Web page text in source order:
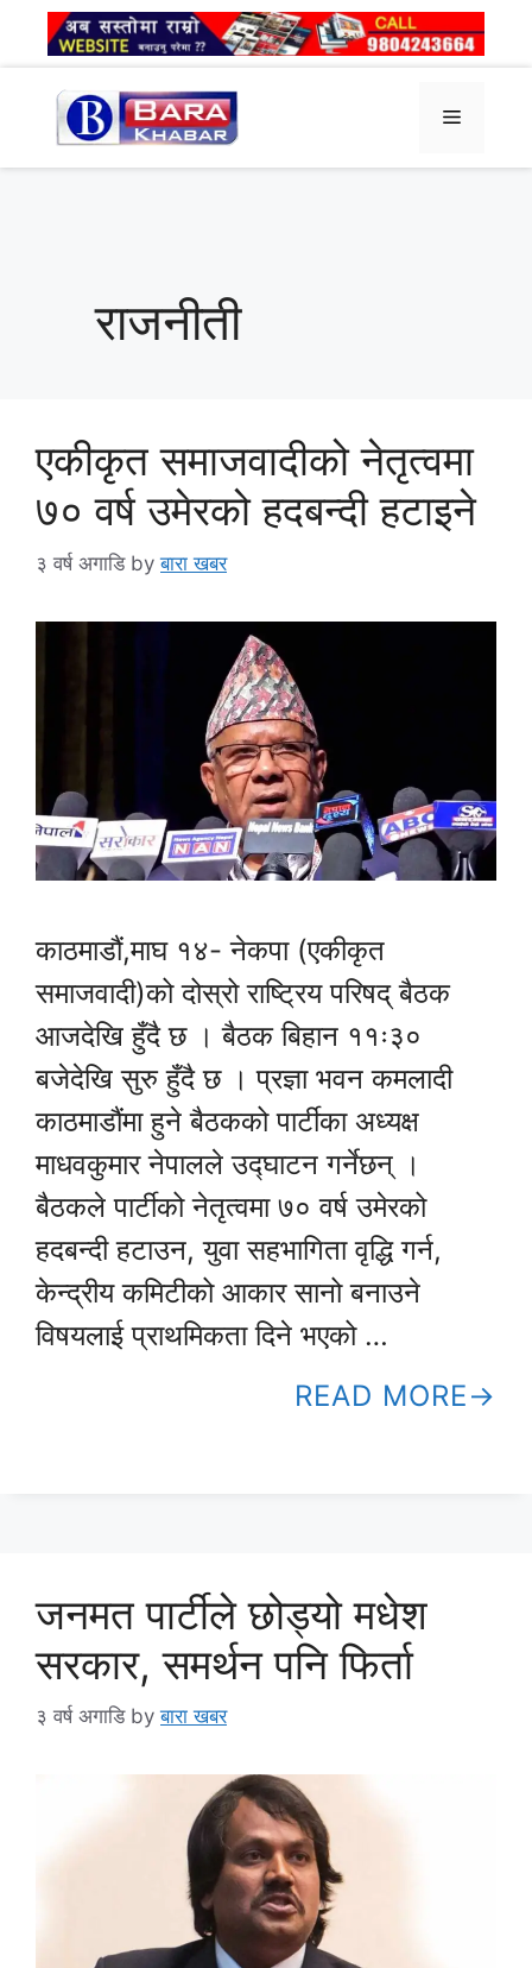
Menu
राजनीती
एकीकृत समाजवादीको नेतृत्वमा
७० वर्ष उमेरको हदबन्दी हटाइने
३ वर्ष अगाडि byबारा खबर
काठमाडौं,माघ १४- नेकपा (एकीकृत
समाजवादी)को दोस्रो राष्ट्रिय परिषद् बैठक
आजदेखि हुँदै छ । बैठक बिहान ११ः३०
बजेदेखि सुरु हुँदै छ । प्रज्ञा भवन कमलादी
काठमाडौंमा हुने बैठकको पार्टीका अध्यक्ष
माधवकुमार नेपालले उद्घाटन गर्नेछन् ।
बैठकले पार्टीको नेतृत्वमा ७० वर्ष उमेरको
हदबन्दी हटाउन, युवा सहभागिता वृद्धि गर्न,
केन्द्रीय कमिटीको आकार सानो बनाउने
विषयलाई प्राथमिकता दिने भएको …
READ MORE
जनमत पार्टीले छोड्यो मधेश
सरकार, समर्थन पनि फिर्ता
३ वर्ष अगाडि byबारा खबर